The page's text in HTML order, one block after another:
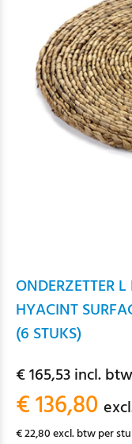
ONDERZETTER
HYACINT
(6 STUKS)
€ 165,53 incl. btw
€ 136,80
€ 22,80 excl. btw per